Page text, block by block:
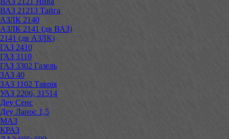
ВАЗ 21213 Тайга
АЗЛК 2140
АЗЛК 2141 (дв ВАЗ)
2141 (дв АЗЛК)
ГАЗ 2410
ГАЗ 3110
ГАЗ 3302 Газель
ЗАЗ 40
ЗАЗ 1102 Таврія
УАЗ 2206, 31514
Деу Сенс
Деу Ланос 1,5
МАЗ
КРАЗ